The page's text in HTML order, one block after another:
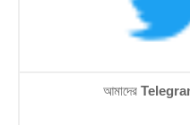
আমাদের